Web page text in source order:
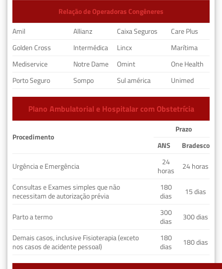
Relação de Operadoras Congêneres
Amil
Allianz Caixa Seguros
Care Plus
Golden Cross
Intermédica Lincx
Marítima
Mediservice
Notre Dame Omint
One Health
Porto Seguro
Sompo Sul américa Unimed
Plano Ambulatorial e Hospitalar com Obstetrícia
Procedimento
Prazo
ANS
Bradesco
Urgência e Emergência
24
horas
24 horas
Consultas e Exames simples que não
necessitam de autorização prévia
180
dias
15 dias
Parto a termo
300
dias
300 dias
Demais casos, inclusive Fisioterapia (exceto
nos casos de acidente pessoal)
180
dias
180 dias